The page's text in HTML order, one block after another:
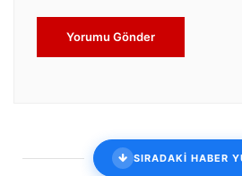
Yorumu Gönder
SIRADAKİ HABER